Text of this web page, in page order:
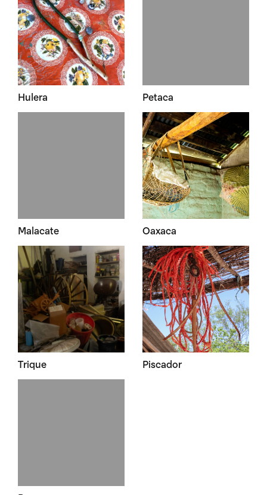
Hulera Petaca
Malacate Oaxaca
Trique Piscador